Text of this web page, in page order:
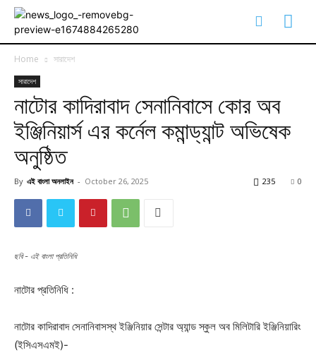
Home সারাদেশ
সারাদেশ
নাটোর কাদিরাবাদ সেনানিবাসে কোর অব
ইঞ্জিনিয়ার্স এর কর্নেল কমান্ড্যান্ট অভিষেক
অনুষ্ঠিত
By এই বাংলা অনলাইন - October 26, 2025 0
235
ছবি - এই বাংলা প্রতিনিধি
নাটোর প্রতিনিধি :
নাটোর কাদিরাবাদ সেনানিবাসস্থ ইঞ্জিনিয়ার সেন্টার অ্যান্ড স্কুল অব মিলিটারি ইঞ্জিনিয়ারিং
(ইসিএসএমই)-